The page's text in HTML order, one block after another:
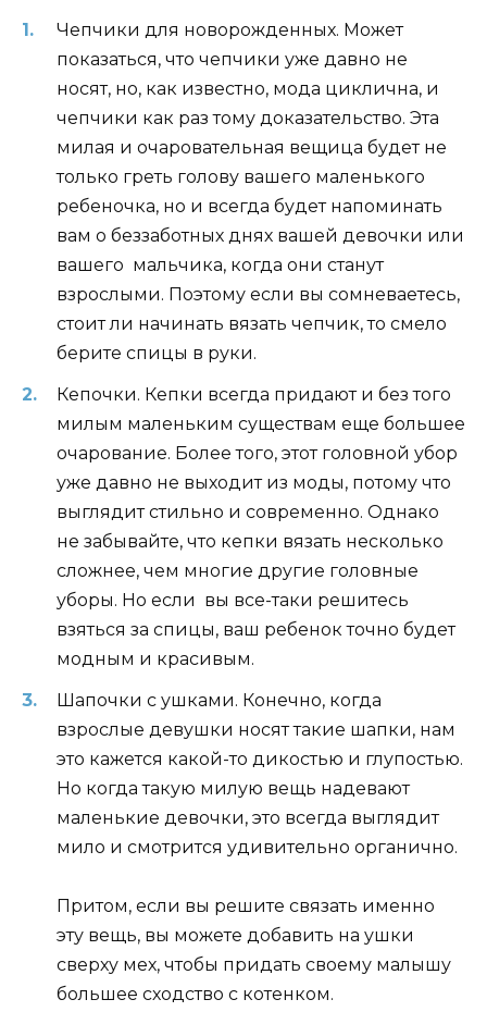
Чепчики для новорожденных. Может
показаться, что чепчики уже давно не
носят, но, как известно, мода циклична, и
чепчики как раз тому доказательство. Эта
милая и очаровательная вещица будет не
только греть голову вашего маленького
ребеночка, но и всегда будет напоминать
вам о беззаботных днях вашей девочки или
вашего мальчика, когда они станут
взрослыми. Поэтому если вы сомневаетесь,
стоит ли начинать вязать чепчик, то смело
берите спицы в руки.
Кепочки. Кепки всегда придают и без того
милым маленьким существам еще большее
очарование. Более того, этот головной убор
уже давно не выходит из моды, потому что
выглядит стильно и современно. Однако
не забывайте, что кепки вязать несколько
сложнее, чем многие другие головные
уборы. Но если вы все-таки решитесь
взяться за спицы, ваш ребенок точно будет
модным и красивым.
Шапочки с ушками. Конечно, когда
взрослые девушки носят такие шапки, нам
это кажется какой-то дикостью и глупостью.
Но когда такую милую вещь надевают
маленькие девочки, это всегда выглядит
мило и смотрится удивительно органично.
Притом, если вы решите связать именно
эту вещь, вы можете добавить на ушки
сверху мех, чтобы придать своему малышу
большее сходство с котенком.